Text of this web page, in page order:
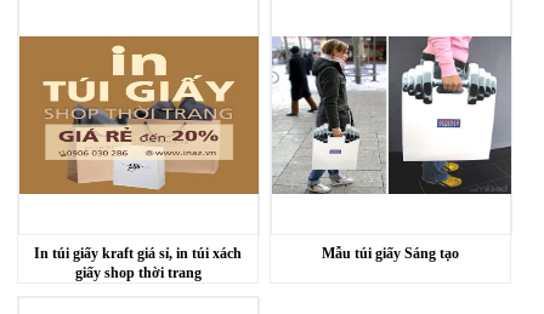
In túi giấy kraft giá sỉ, in túi xách
giấy shop thời trang
Mẫu túi giấy Sáng tạo